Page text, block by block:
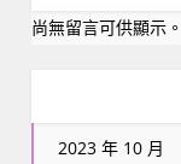
尚無留言可供顯示。
2023 年 10 月